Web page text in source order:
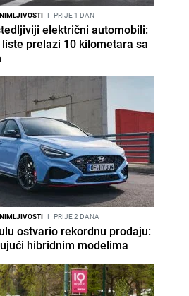
I PRIJE 1 DAN
električni automobili:
prelazi 10 kilometara sa
I PRIJE 2 DANA
ostvario rekordnu prodaju:
hibridnim modelima